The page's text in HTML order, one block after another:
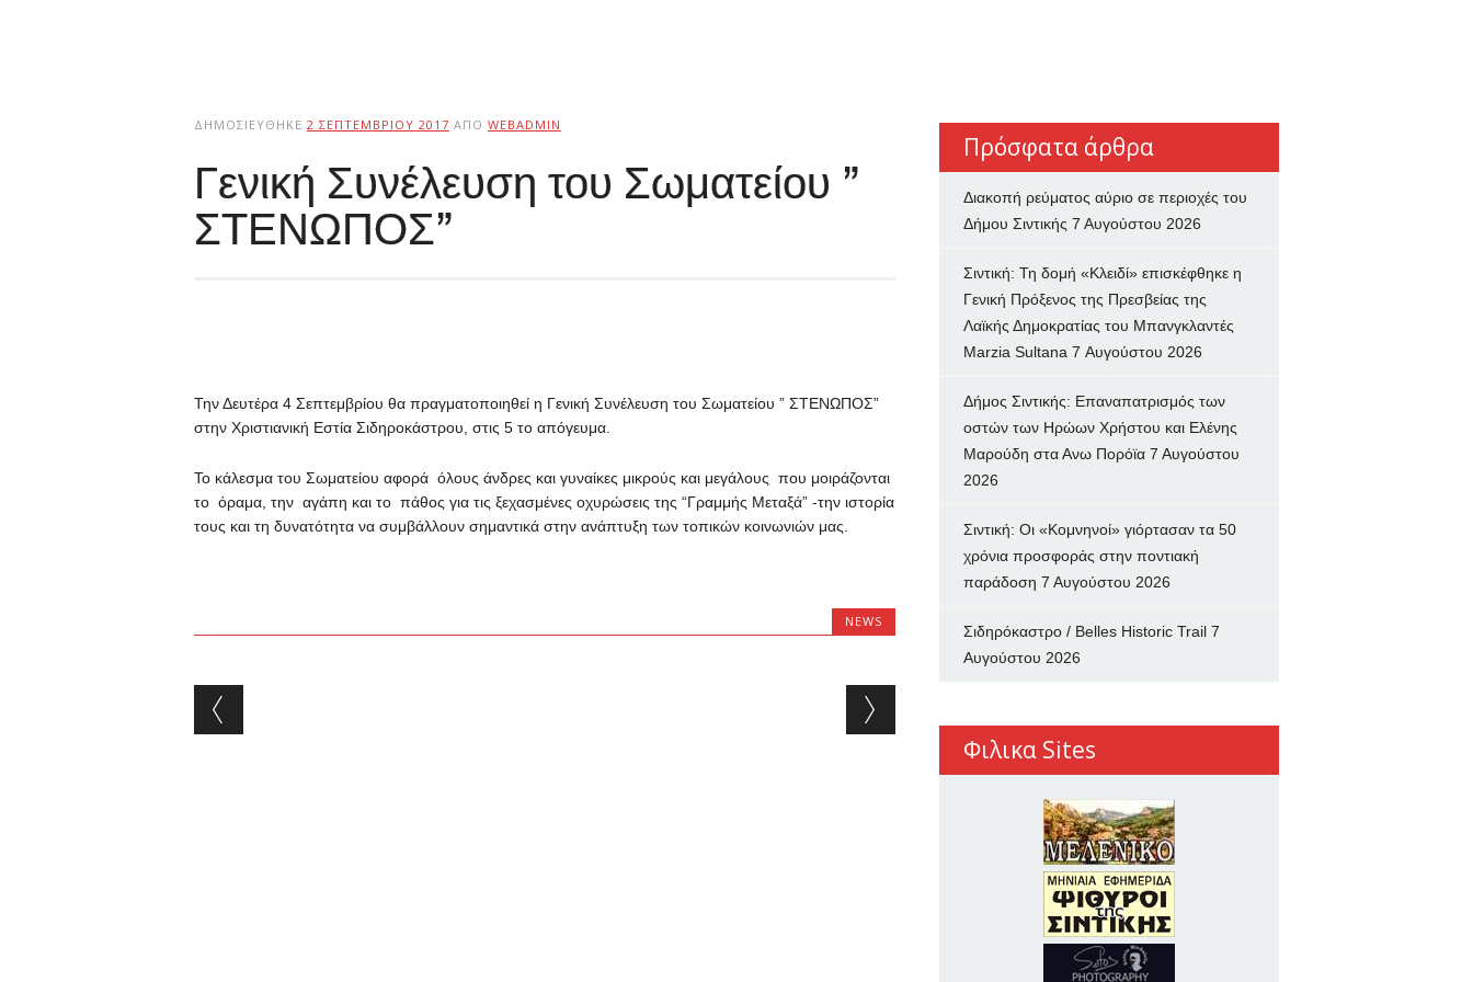
ΔΗΜΟΣΙΕΎΘΗΚΕ 2 ΣΕΠΤΕΜΒΡΊΟΥ 2017 ΑΠΌ WEBADMIN
Γενική Συνέλευση του Σωματείου ”
ΣΤΕΝΩΠΟΣ”
Την Δευτέρα 4 Σεπτεμβρίου θα πραγματοποιηθεί η Γενική Συνέλευση του Σωματείου ” ΣΤΕΝΩΠΟΣ”
στην Χριστιανική Εστία Σιδηροκάστρου, στις 5 το απόγευμα.
Το κάλεσμα του Σωματείου αφορά όλους άνδρες και γυναίκες μικρούς και μεγάλους που μοιράζονται
το όραμα, την αγάπη και το πάθος για τις ξεχασμένες οχυρώσεις της “Γραμμής Μεταξά” -την ιστορία
τους και τη δυνατότητα να συμβάλλουν σημαντικά στην ανάπτυξη των τοπικών κοινωνιών μας.
NEWS
Post navigation
Πρόσφατα άρθρα
Διακοπή ρεύματος αύριο σε περιοχές του
Δήμου Σιντικής 7 Αυγούστου 2026
Σιντική: Τη δομή «Κλειδί» επισκέφθηκε η
Γενική Πρόξενος της Πρεσβείας της
Λαϊκής Δημοκρατίας του Μπανγκλαντές
Marzia Sultana 7 Αυγούστου 2026
Δήμος Σιντικής: Επαναπατρισμός των
oστών των Ηρώων Χρήστου και Ελένης
Μαρούδη στα Ανω Πορόϊα 7 Αυγούστου
2026
Σιντική: Οι «Κομνηνοί» γιόρτασαν τα 50
χρόνια προσφοράς στην ποντιακή
παράδοση 7 Αυγούστου 2026
Σιδηρόκαστρο / Belles Historic Trail 7
Αυγούστου 2026
Φιλικα Sites